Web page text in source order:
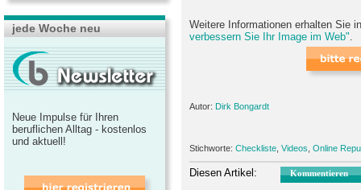
Weitere Informationen erhalten Sie
verbessern Sie Ihr Image im Web"
Autor: Dirk Bongardt
Stichworte: Checkliste Videos Online
Diesen Artikel: Kommentieren
jede Woche neu
Neue Impulse für Ihren
beruflichen Alltag - kostenlos
und aktuell!